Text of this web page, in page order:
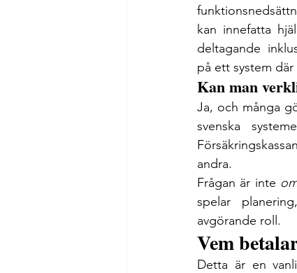
kan innefatta
deltagande
på ett system
Kan man
Ja, och många
svenska
andra.
Frågan är inte
spelar
avgörande roll.
Vem
Detta är en